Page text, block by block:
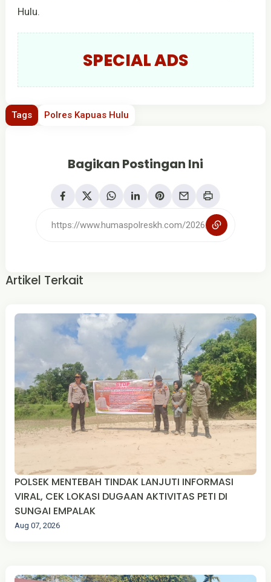
Hulu.
SPECIAL ADS
Tags Polres Kapuas Hulu
Bagikan Postingan Ini
Artikel Terkait
POLSEK MENTEBAH TINDAK LANJUTI INFORMASI
VIRAL, CEK LOKASI DUGAAN AKTIVITAS PETI DI
SUNGAI EMPALAK
Aug 07, 2026